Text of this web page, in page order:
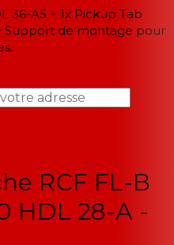
36-AS + 1x Pickup Tab
Support de montage pour
RCF FL-B
HDL 28-A -